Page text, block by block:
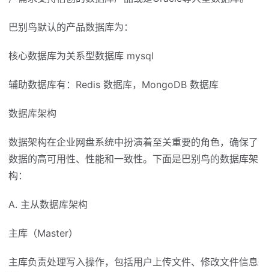
巴别鸟默认的产品数据库为：
核心数据库为关系型数据库 mysql
辅助数据库有：Redis 数据库，MongoDB 数据库
数据库架构
数据架构在企业网盘系统中扮演着至关重要的角色，确保了
数据的高可用性、性能和一致性。下面是巴别鸟的数据库架
构：
A. 主从数据库架构
主库（Master）
主库负责处理写入操作，包括用户上传文件、修改文件信息